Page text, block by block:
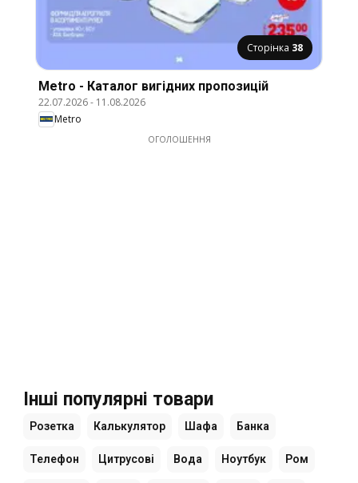
Сторінка 38
Metro - Каталог вигідних пропозицій
22.07.2026- 11.08.2026
Metro
ОГОЛОШЕННЯ
Інші популярні товари
Розетка Калькулятор Шафа Банка
Телефон Цитрусові Вода Ноутбук Ром